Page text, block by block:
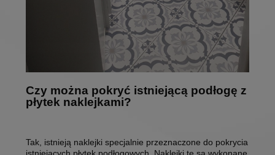
Czy można pokryć istniejącą podłogę z
płytek naklejkami?
Tak, istnieją naklejki specjalnie przeznaczone do pokrycia